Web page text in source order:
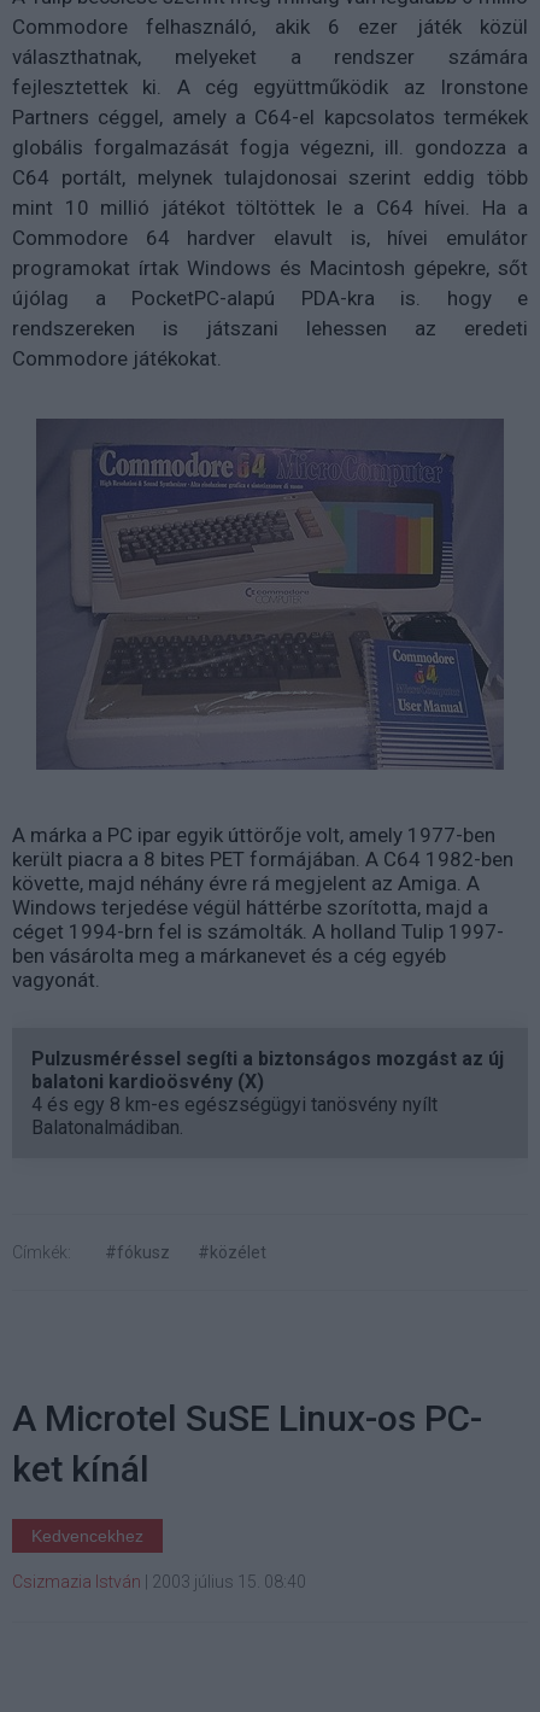
Commodore felhasználó, akik 6 ezer játék közül
választhatnak, melyeket a rendszer számára
fejlesztettek ki. A cég együttműködik az Ironstone
Partners céggel, amely a C64-el kapcsolatos termékek
globális forgalmazását fogja végezni, ill. gondozza a
C64 portált, melynek tulajdonosai szerint eddig több
mint 10 millió játékot töltöttek le a C64 hívei. Ha a
Commodore 64 hardver elavult is, hívei emulátor
programokat írtak Windows és Macintosh gépekre, sőt
újólag a PocketPC-alapú PDA-kra is. hogy e
rendszereken is játszani lehessen az eredeti
Commodore játékokat.
A márka a PC ipar egyik úttörője volt, amely 1977-ben
került piacra a 8 bites PET formájában. A C64 1982-ben
követte, majd néhány évre rá megjelent az Amiga. A
Windows terjedése végül háttérbe szorította, majd a
céget 1994-brn fel is számolták. A holland Tulip 1997-
ben vásárolta meg a márkanevet és a cég egyéb
vagyonát.
Pulzusméréssel segíti a biztonságos mozgást az új
balatoni kardioösvény (X)
4 és egy 8 km-es egészségügyi tanösvény nyílt
Balatonalmádiban.
Címkék: #fókusz #közélet
A Microtel SuSE Linux-os PC-
ket kínál
Kedvencekhez
Csizmazia István 2003 július 15. 08:40